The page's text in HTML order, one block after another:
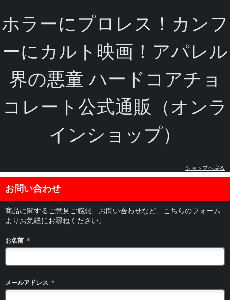
ホラーにプロレス！カンフ
ーにカルト映画！アパレル
界の悪童 ハードコアチョ
コレート公式通販（オンラ
インショップ）
ショップへ戻る
お問い合わせ
商品に関するご意見ご感想、お問い合わせなど、こちらのフォーム
よりお気軽にお尋ねください。
お名前 ＊
メールアドレス ＊